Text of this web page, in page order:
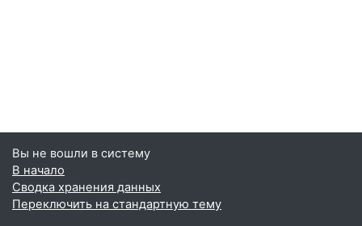
Вы не вошли в систему
В начало
Сводка хранения данных
Переключить на стандартную тему